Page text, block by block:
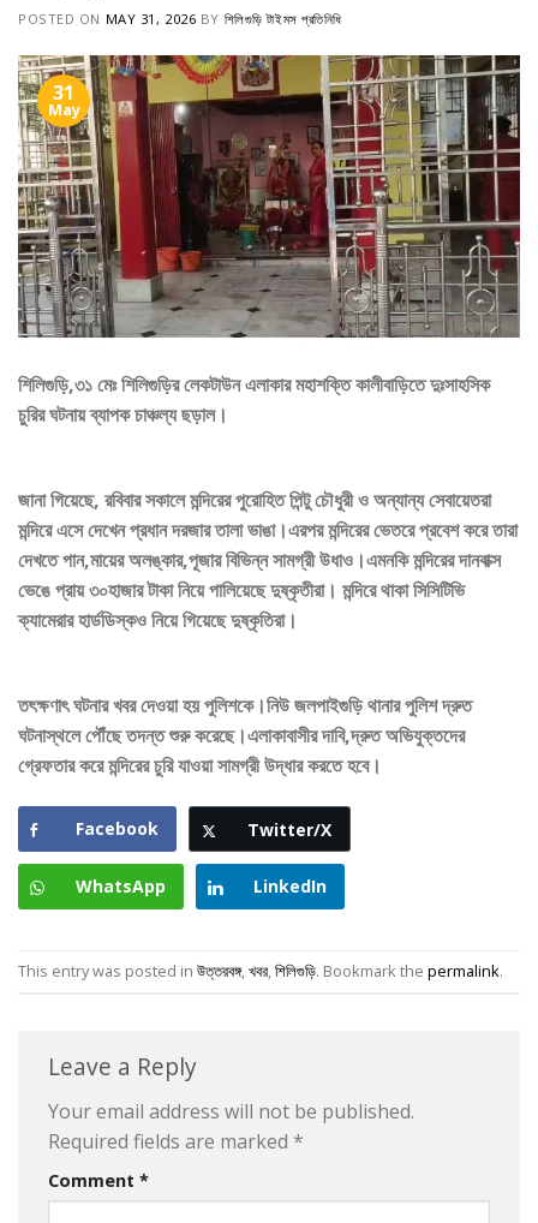
POSTED ON MAY 31, 2026 BY শিলিগুড়ি টাইমস প্রতিনিধি
31
May
শিলিগুড়ি,৩১ মেঃ শিলিগুড়ির লেকটাউন এলাকার মহাশক্তি কালীবাড়িতে দুঃসাহসিক
চুরির ঘটনায় ব্যাপক চাঞ্চল্য ছড়াল।
জানা গিয়েছে, রবিবার সকালে মন্দিরের পুরোহিত পিন্টু চৌধুরী ও অন্যান্য সেবায়েতরা
মন্দিরে এসে দেখেন প্রধান দরজার তালা ভাঙা।এরপর মন্দিরের ভেতরে প্রবেশ করে তারা
দেখতে পান,মায়ের অলঙ্কার,পূজার বিভিন্ন সামগ্রী উধাও।এমনকি মন্দিরের দানবাক্স
ভেঙে প্রায় ৩০হাজার টাকা নিয়ে পালিয়েছে দুষ্কৃতীরা। মন্দিরে থাকা সিসিটিভি
ক্যামেরার হার্ডডিস্কও নিয়ে গিয়েছে দুষ্কৃতিরা।
তৎক্ষণাৎ ঘটনার খবর দেওয়া হয় পুলিশকে।নিউ জলপাইগুড়ি থানার পুলিশ দ্রুত
ঘটনাস্থলে পৌঁছে তদন্ত শুরু করেছে।এলাকাবাসীর দাবি,দ্রুত অভিযুক্তদের
গ্রেফতার করে মন্দিরের চুরি যাওয়া সামগ্রী উদ্ধার করতে হবে।
Facebook Twitter/X
WhatsApp LinkedIn
This entry was posted in উত্তরবঙ্গ,খবর,শিলিগুড়ি. Bookmark the permalink.
Leave a Reply
Your email address will not be published.
Required fields are marked *
Comment *